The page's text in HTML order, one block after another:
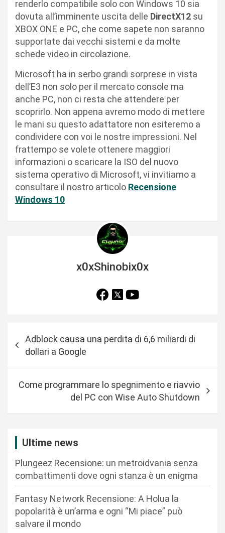
renderlo compatibile solo con Windows 10 sia
dovuta all’imminente uscita delle DirectX12 su
XBOX ONE e PC, che come sapete non saranno
supportate dai vecchi sistemi e da molte
schede video in circolazione.
Microsoft ha in serbo grandi sorprese in vista
dell’E3 non solo per il mercato console ma
anche PC, non ci resta che attendere per
scoprirlo. Non appena avremo modo di mettere
le mani su questo adattatore non esiteremo a
condividere con voi le nostre impressioni. Nel
frattempo se volete ottenere maggiori
informazioni o scaricare la ISO del nuovo
sistema operativo di Microsoft, vi invitiamo a
consultare il nostro articolo Recensione
Windows 10
x0xShinobix0x
a
Adblock causa una perdita di 6,6 miliardi di
dollari a Google
Come programmare lo spegnimento e riavvio
del PC con Wise Auto Shutdown
Ultime news
Plungeez Recensione: un metroidvania senza
combattimenti dove ogni stanza è un enigma
Fantasy Network Recensione: A Holua la
popolarità è un’arma e ogni “Mi piace” può
salvare il mondo